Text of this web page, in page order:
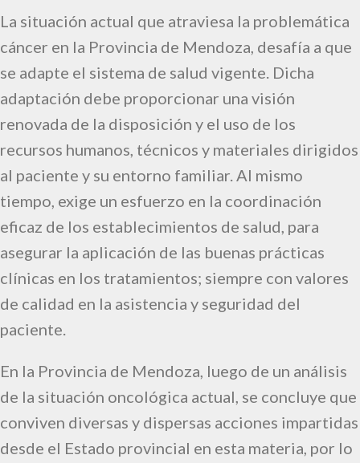
La situación actual que atraviesa la problemática
cáncer en la Provincia de Mendoza, desafía a que
se adapte el sistema de salud vigente. Dicha
adaptación debe proporcionar una visión
renovada de la disposición y el uso de los
recursos humanos, técnicos y materiales dirigidos
al paciente y su entorno familiar. Al mismo
tiempo, exige un esfuerzo en la coordinación
eficaz de los establecimientos de salud, para
asegurar la aplicación de las buenas prácticas
clínicas en los tratamientos; siempre con valores
de calidad en la asistencia y seguridad del
paciente.
En la Provincia de Mendoza, luego de un análisis
de la situación oncológica actual, se concluye que
conviven diversas y dispersas acciones impartidas
desde el Estado provincial en esta materia, por lo